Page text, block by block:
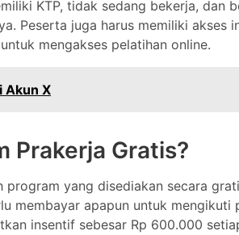
KTP, tidak sedang bekerja, dan
Peserta juga harus memiliki akses
mengakses pelatihan online.
Akun X
Prakerja Gratis?
program yang disediakan secara
membayar apapun untuk mengikuti
insentif sebesar Rp 600.000